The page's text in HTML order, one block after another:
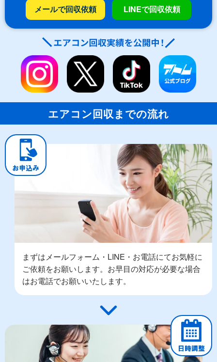
メールで回収依頼 LINEで回収依頼
エアコン回収までの流れ
まずはメールフォーム・LINE・お電話にてお気軽に
ご依頼をお願いします。お早目の対応が必要な場合
はお電話でお願いいたします。